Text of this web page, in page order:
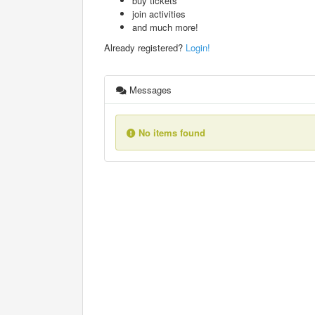
join activities
and much more!
Already registered? Login!
Messages
No items found